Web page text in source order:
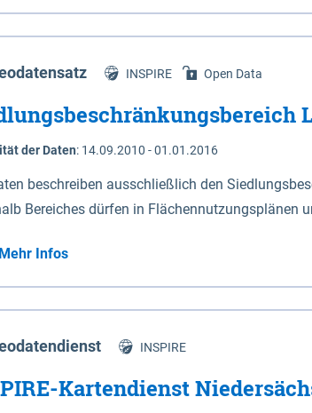
Niedersachsen (vgl. Abb. 4-1) entlang der
472,5 bei Schnackenburg bis 569 bei
Dannenberg und Lüneburg.
INSPIRE Open Data
der Daten: 14.09.2010 - 01.01.2016
beschreiben ausschließlich den
Bereiches dürfen in Flächennutzungsplänen
Mehr Infos
INSPIRE
Kartendienst